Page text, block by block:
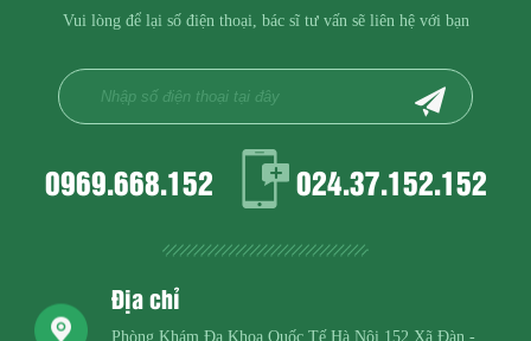
Vui lòng để lại số điện thoại, bác sĩ tư vấn sẽ liên hệ với bạn
0969.668.152 024.37.152.152
Địa chỉ
Phòng Khám Đa Khoa Quốc Tế Hà Nội 152 Xã Đàn -